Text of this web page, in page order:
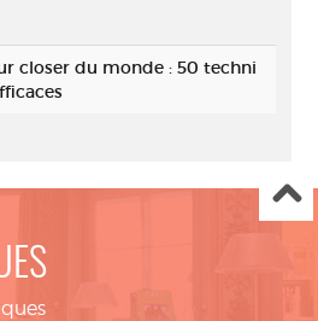
closer du monde : 50 techni